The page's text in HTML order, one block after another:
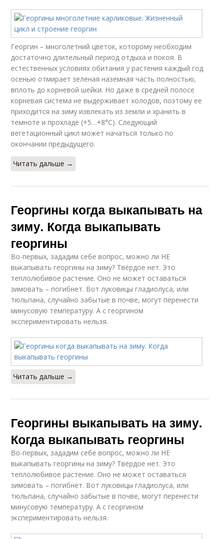
Георгин – многолетний цветок, которому необходим
достаточно длительный период отдыха и покоя. В
естественных условиях обитания у растения каждый год
осенью отмирает зеленая наземная часть полностью,
вплоть до корневой шейки. Но даже в средней полосе
корневая система не выдерживает холодов, поэтому ее
приходится на зиму извлекать из земли и хранить в
темноте и прохладе (+5…+8°С). Следующий
вегетационный цикл может начаться только по
окончании предыдущего.
Читать дальше →
Георгины когда выкапывать на
зиму. Когда выкапывать
георгины
Во-первых, зададим себе вопрос, можно ли НЕ
выкапывать георгины на зиму? Твёрдое нет. Это
теплолюбивое растение. Оно не может оставаться
зимовать – погибнет. Вот луковицы гладиолуса, или
тюльпана, случайно забытые в почве, могут перенести
минусовую температуру. А с георгином
экспериментировать нельзя.
Читать дальше →
Георгины выкапывать на зиму.
Когда выкапывать георгины
Во-первых, зададим себе вопрос, можно ли НЕ
выкапывать георгины на зиму? Твёрдое нет. Это
теплолюбивое растение. Оно не может оставаться
зимовать – погибнет. Вот луковицы гладиолуса, или
тюльпана, случайно забытые в почве, могут перенести
минусовую температуру. А с георгином
экспериментировать нельзя.